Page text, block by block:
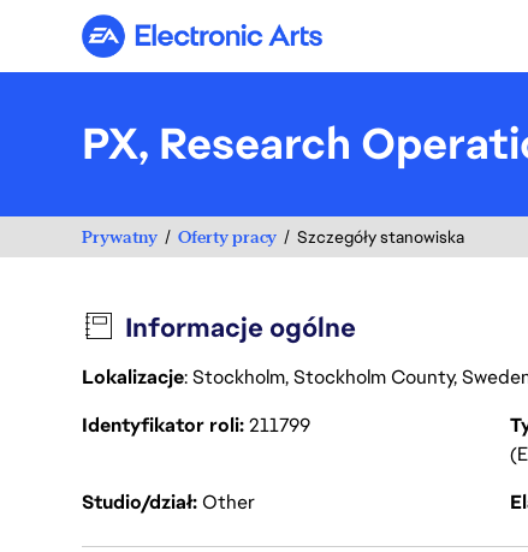
Electronic Arts
PX, Research
Prywatny Oferty pracy Szczegóły stanowiska
Informacje ogólne
Lokalizacje: Stockholm, Stockholm County,
Identyfikator roli211799
Studio/działOther